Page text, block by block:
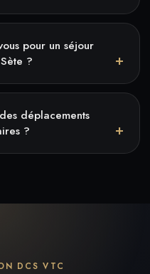
pour un séjour
?
déplacements
?
DCS VTC